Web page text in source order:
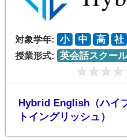
対象学年: 小 中 高
社
授業形式: 英会話スクール
Hybrid English（ハイ
トイングリッシュ）